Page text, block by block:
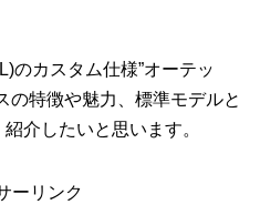
のカスタム仕様”オーテッ
の特徴や魅力、標準モデルと
介したいと思います。
ーリンク